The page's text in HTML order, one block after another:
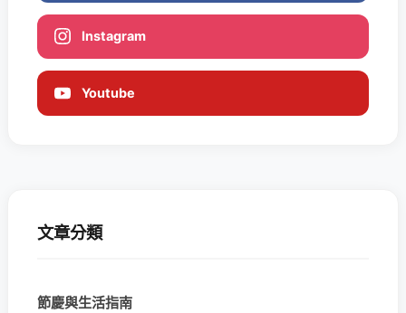
Instagram
Youtube
文章分類
節慶與生活指南